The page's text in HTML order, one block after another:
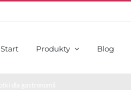
Start Produkty Blog